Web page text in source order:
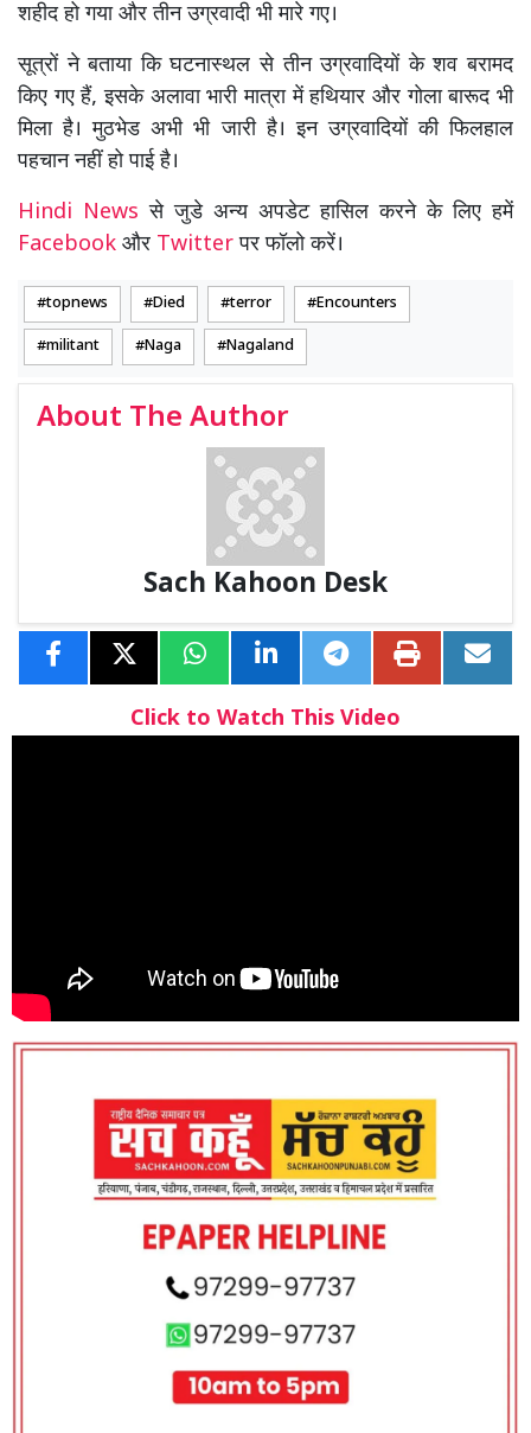
शहीद हो गया और तीन उग्रवादी भी मारे गए।
सूत्रों ने बताया कि घटनास्थल से तीन उग्रवादियों के शव बरामद
किए गए हैं, इसके अलावा भारी मात्रा में हथियार और गाेला बारूद भी
मिला है। मुठभेड अभी भी जारी है। इन उग्रवादियों की फिलहाल
पहचान नहीं हो पाई है।
Hindi Newsसे जुडे अन्य अपडेट हासिल करने के लिए हमें
Facebook और Twitterपर फॉलो करें।
topnews Died terror Encounters
militant Naga Nagaland
About The Author
Sach Kahoon Desk
Click to Watch This Video